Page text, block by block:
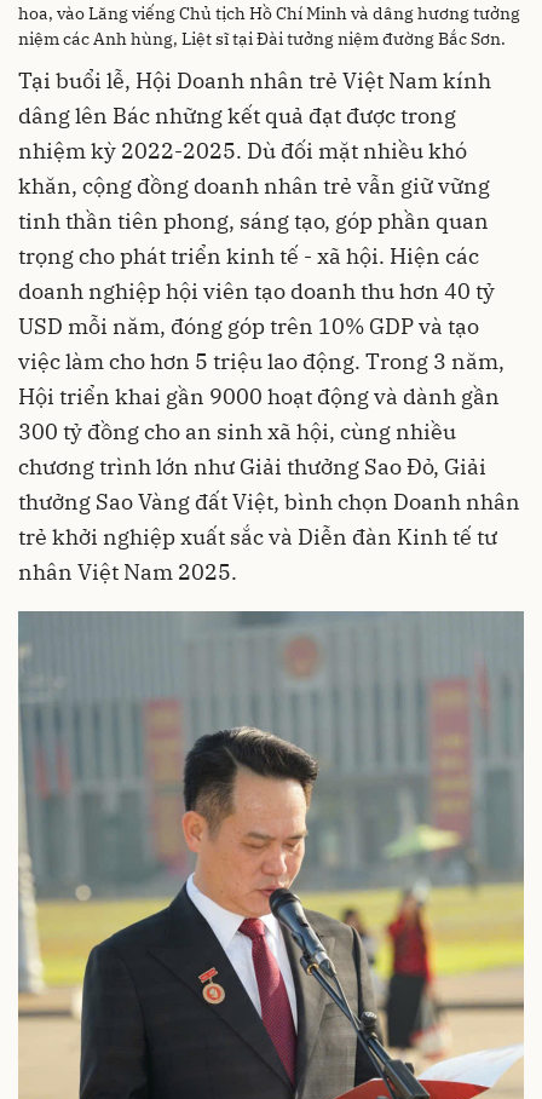
hoa, vào Lăng viếng Chủ tịch Hồ Chí Minh và dâng hương tưởng
niệm các Anh hùng, Liệt sĩ tại Đài tưởng niệm đường Bắc Sơn.
Tại buổi lễ, Hội Doanh nhân trẻ Việt Nam kính
dâng lên Bác những kết quả đạt được trong
nhiệm kỳ 2022-2025. Dù đối mặt nhiều khó
khăn, cộng đồng doanh nhân trẻ vẫn giữ vững
tinh thần tiên phong, sáng tạo, góp phần quan
trọng cho phát triển kinh tế - xã hội. Hiện các
doanh nghiệp hội viên tạo doanh thu hơn 40 tỷ
USD mỗi năm, đóng góp trên 10% GDP và tạo
việc làm cho hơn 5 triệu lao động. Trong 3 năm,
Hội triển khai gần 9000 hoạt động và dành gần
300 tỷ đồng cho an sinh xã hội, cùng nhiều
chương trình lớn như Giải thưởng Sao Đỏ, Giải
thưởng Sao Vàng đất Việt, bình chọn Doanh nhân
trẻ khởi nghiệp xuất sắc và Diễn đàn Kinh tế tư
nhân Việt Nam 2025.